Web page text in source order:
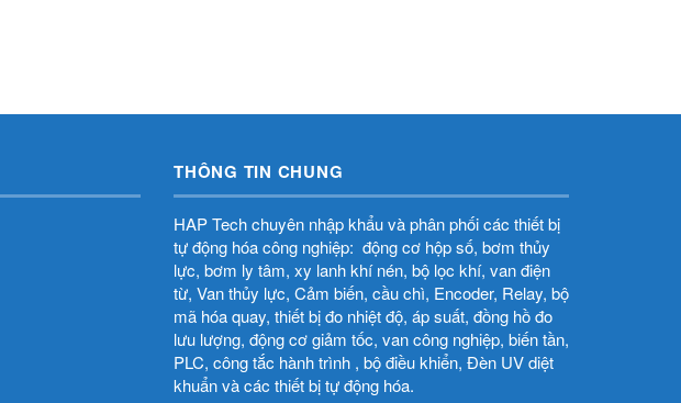
THÔNG TIN CHUNG
HAP Tech chuyên nhập khẩu và phân phối các thiết bị
tự động hóa công nghiệp: động cơ hộp số, bơm thủy
lực, bơm ly tâm, xy lanh khí nén, bộ lọc khí, van điện
từ, Van thủy lực, Cảm biến, cầu chì, Encoder, Relay, bộ
mã hóa quay, thiết bị đo nhiệt độ, áp suất, đồng hồ đo
lưu lượng, động cơ giảm tốc, van công nghiệp, biến tần,
PLC, công tắc hành trình , bộ điều khiển, Đèn UV diệt
khuẩn và các thiết bị tự động hóa.